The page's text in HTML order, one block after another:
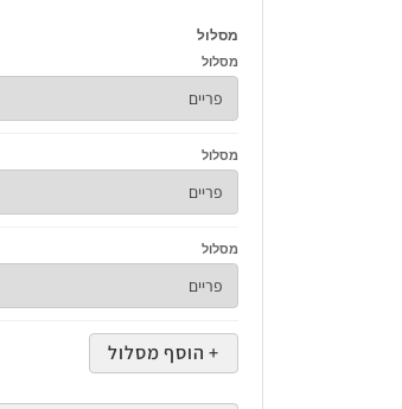
מסלול
מסלול
מסלול
מסלול
+ הוסף מסלול